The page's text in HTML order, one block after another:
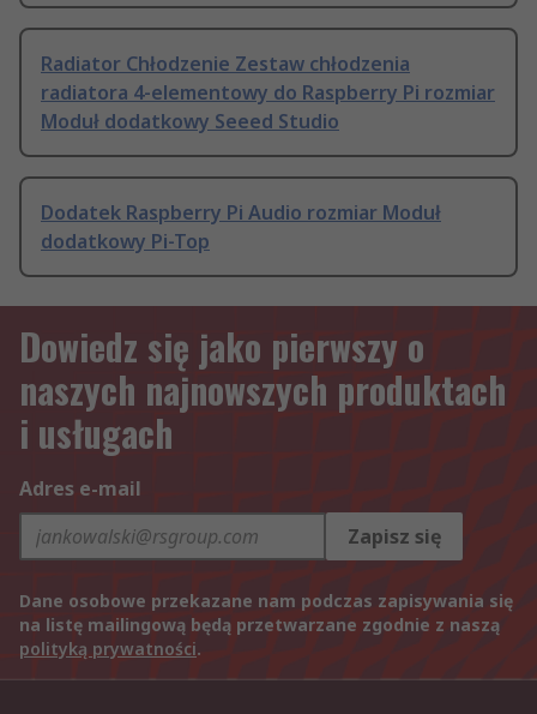
Radiator Chłodzenie Zestaw chłodzenia
radiatora 4-elementowy do Raspberry Pi rozmiar
Moduł dodatkowy Seeed Studio
Dodatek Raspberry Pi Audio rozmiar Moduł
dodatkowy Pi-Top
Dowiedz się jako pierwszy o
naszych najnowszych produktach
i usługach
Adres e-mail
Zapisz się
Dane osobowe przekazane nam podczas zapisywania się
na listę mailingową będą przetwarzane zgodnie z naszą
polityką prywatności.